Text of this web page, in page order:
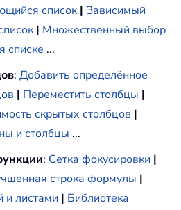
список | Зависимый
| Множественный выбор
списке ...
: Добавить определённое
| Переместить столбцы |
скрытых столбцов |
и столбцы ...
: Сетка фокусировки |
строка формулы |
и листами | Библиотека